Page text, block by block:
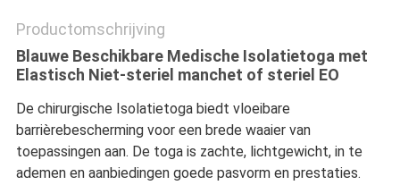
Productomschrijving
Blauwe Beschikbare Medische Isolatietoga met
Elastisch Niet-steriel manchet of steriel EO
De chirurgische Isolatietoga biedt vloeibare
barrièrebescherming voor een brede waaier van
toepassingen aan. De toga is zachte, lichtgewicht, in te
ademen en aanbiedingen goede pasvorm en prestaties.